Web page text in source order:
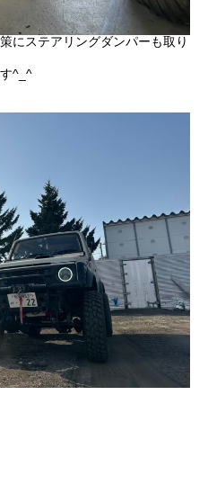
にステアリングダンパーも取り
^_^